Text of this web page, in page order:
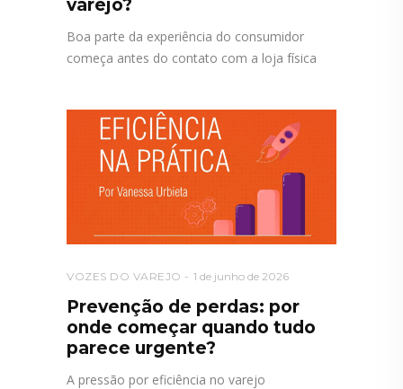
varejo?
Boa parte da experiência do consumidor
começa antes do contato com a loja física
VOZES DO VAREJO 1 de junho de 2026
Prevenção de perdas: por
onde começar quando tudo
parece urgente?
A pressão por eficiência no varejo